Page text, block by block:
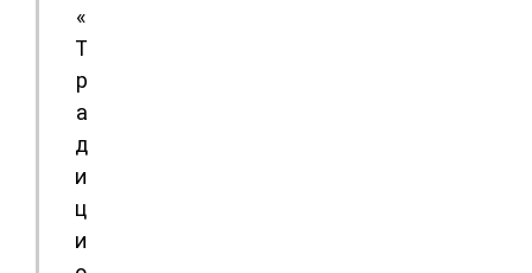
«
Т
р
а
д
и
ц
и